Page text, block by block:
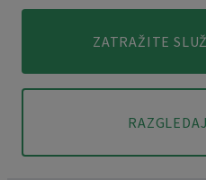
ZATRAŽITE